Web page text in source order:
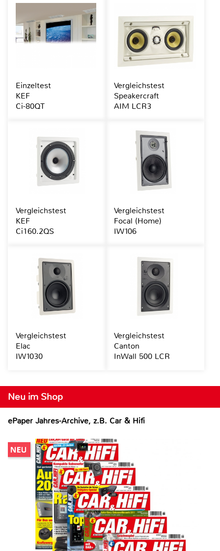
Neu im Shop
ePaper Jahres-Archive, z.B. Car & Hifi
Einzeltest
KEF
Ci-80QT
Vergleichstest
Speakercraft
AIM LCR3
Vergleichstest
KEF
Ci160.2QS
Vergleichstest
Focal (Home)
IW106
Vergleichstest
Elac
IW1030
Vergleichstest
Canton
InWall 500 LCR